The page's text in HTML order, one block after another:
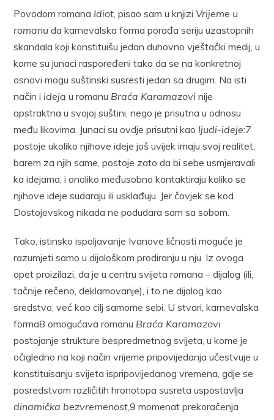
Povodom romana Idiot , pisao sam u knjiziVrijeme u
romanuda karnevalska forma porađa seriju uzastopnih
skandala koji konstituišu jedan duhovno vještački medij, u
kome su junaci raspoređeni tako da se na konkretnoj
osnovi mogu suštinski susresti jedan sa drugim. Na isti
način i idejau romanu Braća Karamazovinije
apstraktna u svojoj suštini, nego je prisutna u odnosu
među likovima. Junaci su ovdje prisutni kao ljudi-ideje:7
postoje ukoliko njihove ideje još uvijek imaju svoj realitet,
barem za njih same, postoje zato da bi sebe usmjeravali
ka idejama, i onoliko međusobno kontaktiraju koliko se
njihove ideje sudaraju ili usklađuju. Jer čovjek se kod
Dostojevskog nikada ne podudara sam sa sobom.
Tako, istinsko ispoljavanje Ivanove ličnosti moguće je
razumjeti samo u dijaloškom prodiranju u nju. Iz ovoga
opet proizilazi, da je u centru svijeta romana – dijalog (ili,
tačnije rečeno, deklamovanje), i to ne dijalog kao
sredstvo, već kao cilj samome sebi. U stvari, karnevalska
forma8 omogućava romanu Braća Karamazovi
postojanje strukture bespredmetnog svijeta, u kome je
očigledno na koji način vrijeme pripovijedanja učestvuje u
konstituisanju svijeta ispripovijedanog vremena, gdje se
posredstvom različitih hronotopa susreta uspostavlja
dinamička bezvremenost,9 momenat prekoračenja